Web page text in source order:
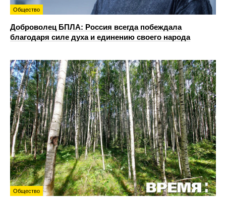
Общество
Доброволец БПЛА: Россия всегда побеждала
благодаря силе духа и единению своего народа
Общество